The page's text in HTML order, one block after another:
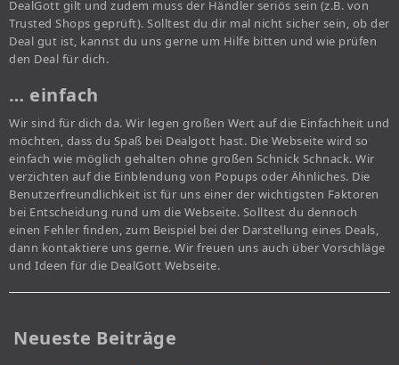
DealGott gilt und zudem muss der Händler seriös sein (z.B. von
Trusted Shops geprüft). Solltest du dir mal nicht sicher sein, ob der
Deal gut ist, kannst du uns gerne um Hilfe bitten und wie prüfen
den Deal für dich.
… einfach
Wir sind für dich da. Wir legen großen Wert auf die Einfachheit und
möchten, dass du Spaß bei Dealgott hast. Die Webseite wird so
einfach wie möglich gehalten ohne großen Schnick Schnack. Wir
verzichten auf die Einblendung von Popups oder Ähnliches. Die
Benutzerfreundlichkeit ist für uns einer der wichtigsten Faktoren
bei Entscheidung rund um die Webseite. Solltest du dennoch
einen Fehler finden, zum Beispiel bei der Darstellung eines Deals,
dann kontaktiere uns gerne. Wir freuen uns auch über Vorschläge
und Ideen für die DealGott Webseite.
Neueste Beiträge